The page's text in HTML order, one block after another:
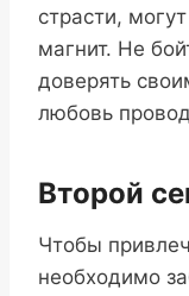
страсти,
магнит. Не
доверять
любовь
Второй
Чтобы
необходимо